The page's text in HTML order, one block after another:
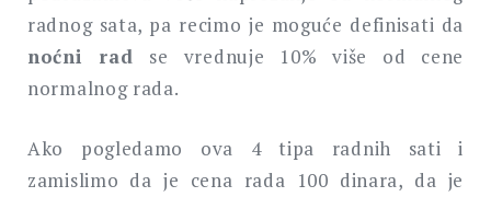
radnog sata, pa recimo je moguće definisati da
noćni rad se vrednuje 10% više od cene
normalnog rada.
Ako pogledamo ova 4 tipa radnih sati i
zamislimo da je cena rada 100 dinara, da je